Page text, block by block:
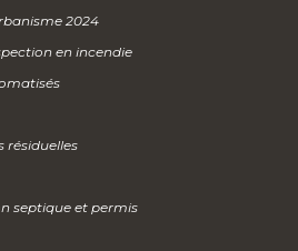
2024
en incendie
résiduelles
septique et permis